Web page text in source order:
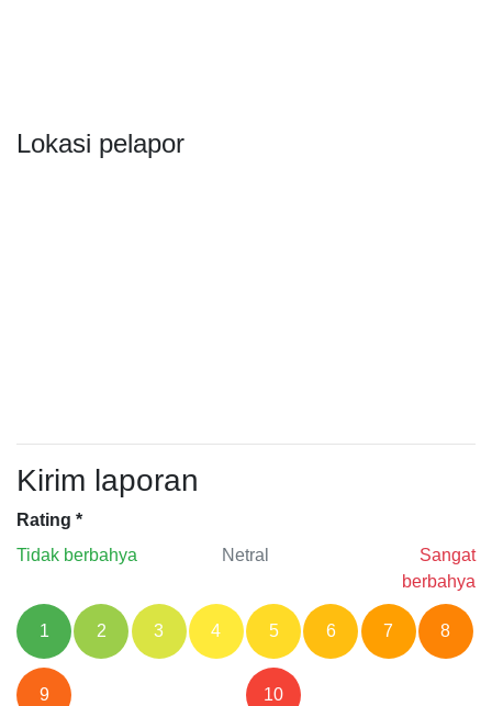
Lokasi pelapor
Kirim laporan
Rating *
Tidak berbahya
Netral
Sangat
berbahya
1 2 3 4 5 6 7 8
9 10